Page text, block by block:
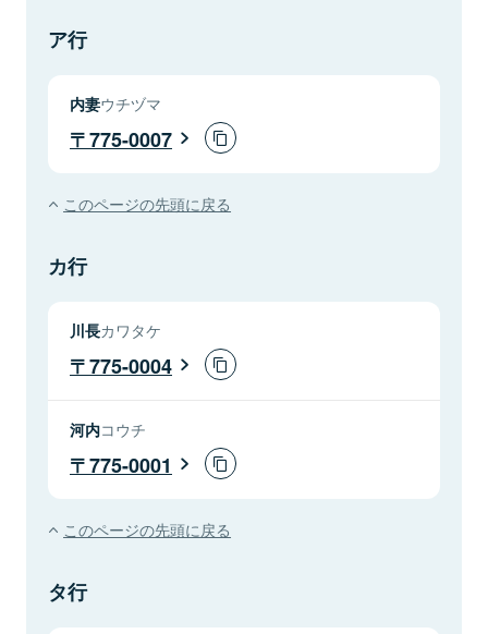
ア行
内妻ウチヅマ
775-0007
このページの先頭に戻る
カ行
川長カワタケ
775-0004
河内コウチ
775-0001
このページの先頭に戻る
タ行